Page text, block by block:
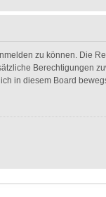
zu können. Die
Berechtigungen
in diesem Board